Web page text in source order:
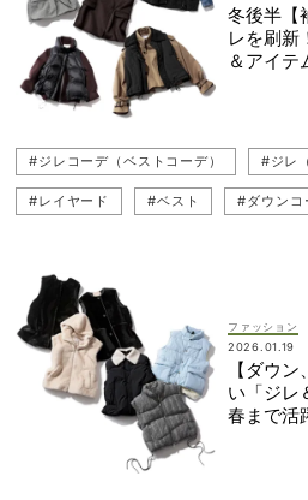
冬後半【
レを刷新
＆アイテ
#ジレコーデ（ベストコーデ） #ジレ
#レイヤード #ベスト #ダウンコ
#ベストコーデ
#ニットベストコーデ #キレイめ
ファッション
2026.01.19
【ダウ
い「ジレ
春まで